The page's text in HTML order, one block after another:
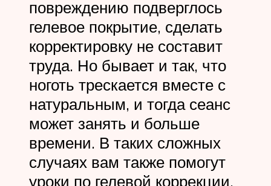
повреждению подверглось
гелевое покрытие, сделать
корректировку не составит
труда. Но бывает и так, что
ноготь трескается вместе с
натуральным, и тогда сеанс
может занять и больше
времени. В таких сложных
случаях вам также помогут
уроки по гелевой коррекции.